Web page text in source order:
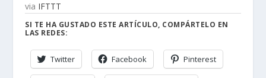
via IFTTT
SI TE HA GUSTADO ESTE ARTÍCULO, COMPÁRTELO EN
LAS REDES:
Twitter Facebook Pinterest